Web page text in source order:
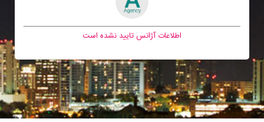
اطلاعات آژانس تایید نشده است